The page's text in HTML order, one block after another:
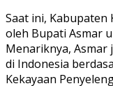
Saat ini,
oleh Bupati Asmar
Menariknya,
di Indonesia
Kekayaan